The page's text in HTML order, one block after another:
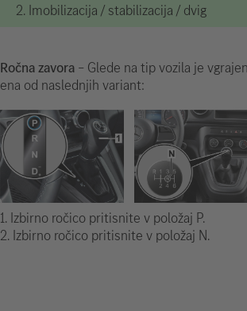
2. Imobilizacija / stabilizacija / dvig
Ročna zavora – Glede na tip vozila je
ena od naslednjih variant:
1. Izbirno ročico pritisnite v položaj P.
2. Izbirno ročico pritisnite v položaj N.